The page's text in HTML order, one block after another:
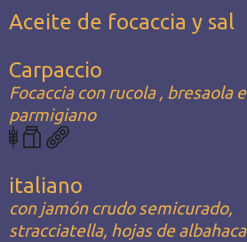
Aceite de focaccia y sal
Carpaccio
Focaccia con rucola , bresaola e
parmigiano
italiano
con jamón crudo semicurado,
stracciatella, hojas de albahaca